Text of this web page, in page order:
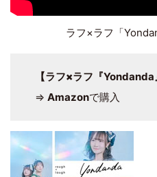
ラフ×ラフ「
【ラフ×ラフ『Yondanda
⇒ Amazonで購入